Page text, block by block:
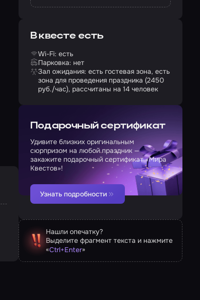
В квесте есть
Wi-Fi: есть
Парковка: нет
Зал ожидания: есть гостевая зона, есть
зона для проведения праздника (2450
руб./час), рассчитаны на 14 человек
Подарочный сертификат
Удивите близких оригинальным
сюрпризом на любой праздник —
закажите подарочный сертификат «Мира
Квестов»!
Узнать подробности
Нашли опечатку?
Выделите фрагмент текста и нажмите
«Ctrl+Enter»